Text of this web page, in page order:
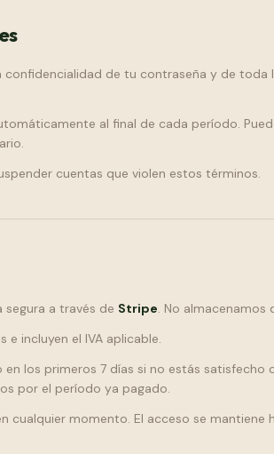
confidencialidad de tu contraseña y de
al final de cada período.
cuentas que violen estos términos.
a través de Stripe. No almacenamos
e incluyen el IVA aplicable.
los primeros 7 días si no estás satisfecho
por el período ya pagado.
cualquier momento. El acceso se mantiene